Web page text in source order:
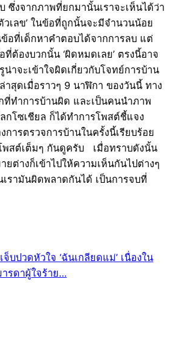
ซึ่งจากภาพที่ยกมานั้นเราจะเห็นได้ว่า
วเลข’ ในข้อที่ถูกนั้นจะมีจำนวนน้อย
อที่เด็กหาคำตอบได้จากการลบ แต่
ที่ต้องบวกนั้น ‘ผิดหมดเลย’ ตรงนี้อาจ
าจะเข้าใจผิดเกี่ยวกับโจทย์การบ้าน
าสุดเมื่อราวๆ 9 นาฬิกา ของวันนี้ ทาง
ทำการบ้านผิด และเป็นคนนำภาพ
กโซเชียล ก็ได้ทำการโพสต์ชี้แจง
การตรวจการบ้านในครั้งนี้เรียบร้อย
สต์เต็มๆ กันดูครับ เมื่อทราบดังนั้น
ยต่างก็เข้าไปให้ความเห็นกันไปต่างๆ
รามันผิดพลาดกันได้ เป็นการจบที่